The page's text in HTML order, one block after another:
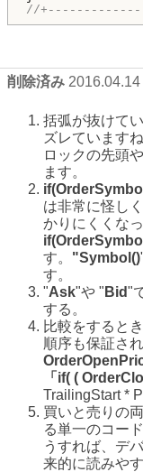
//
削除済み 2016.04.14
括弧が抜けて
ズレています
ロックの先頭
ます。
は非常に怪し
かりにくくな
す。 "Symbol()
す。
"Ask"や " Bid"
する。
比較をすると
順序も保証さ
「if( (
TrailingStart *
買いと売りの
る単一のコー
うすれば、デ
来的に読みや